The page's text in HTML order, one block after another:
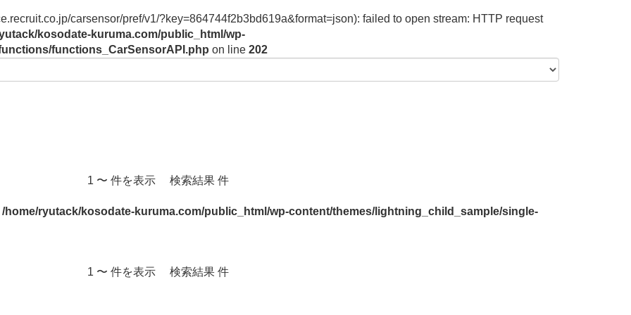
carsensor/pref/v1/?key=864744f2b3bd619a&format=json): failed to open stream: HTTP request
kosodate-kuruma.com/public_html/wp-
functions_CarSensorAPI.php on line 202
1 〜 件を表示 検索結果 件
/home/ryutack/kosodate-kuruma.com/public_html/wp-content/themes/lightning_child_sample/single-
1 〜 件を表示 検索結果 件